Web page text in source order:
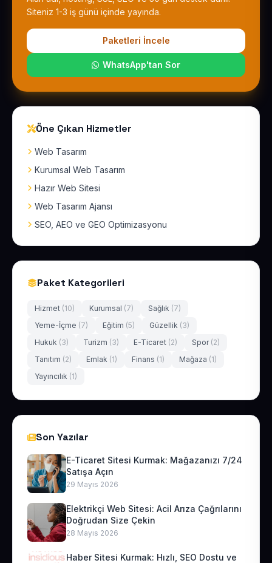
Siteniz 1-3 iş günü içinde yayında.
Paketleri İncele
WhatsApp'tan Sor
Öne Çıkan Hizmetler
Web Tasarım
Kurumsal Web Tasarım
Hazır Web Sitesi
Web Tasarım Ajansı
SEO, AEO ve GEO Optimizasyonu
Paket Kategorileri
Hizmet (10) Kurumsal (7) Sağlık (7)
Yeme-İçme (7) Eğitim (5) Güzellik (3)
Hukuk (3) Turizm (3) E-Ticaret (2) Spor (2)
Tanıtım (2) Emlak (1) Finans (1) Mağaza (1)
Yayıncılık (1)
Son Yazılar
E-Ticaret Sitesi Kurmak: Mağazanızı 7/24
Satışa Açın
29 Mayıs 2026
Elektrikçi Web Sitesi: Acil Arıza Çağrılarını
Doğrudan Size Çekin
28 Mayıs 2026
Haber Sitesi Kurmak: Hızlı, SEO Dostu ve